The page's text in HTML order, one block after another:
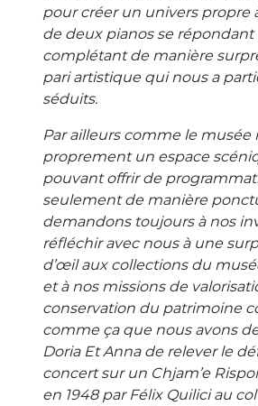
pour créer un univers propre
de deux pianos se répondant
complétant de manière
pari artistique qui nous a
séduits.
Par ailleurs comme le musée
proprement un espace
pouvant offrir de
seulement de manière
demandons toujours à nos
réfléchir avec nous à une
d’œil aux collections du
et à nos missions de
conservation du patrimoine
comme ça que nous avons
Doria Et Anna de relever le
concert sur un Chjam’e
en 1948 par Félix Quilici au